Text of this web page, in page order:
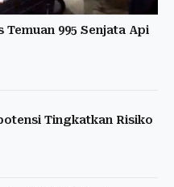
Temuan 995 Senjata Api
Tingkatkan Risiko